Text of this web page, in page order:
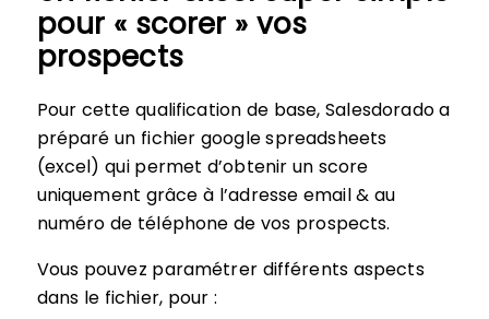
pour « scorer » vos
prospects
Pour cette qualification de base, Salesdorado a
préparé un fichier google spreadsheets
(excel) qui permet d’obtenir un score
uniquement grâce à l’adresse email & au
numéro de téléphone de vos prospects.
Vous pouvez paramétrer différents aspects
dans le fichier, pour :